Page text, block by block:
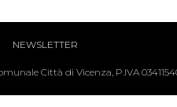
NEWSLETTER
Città di Vicenza, P.IVA